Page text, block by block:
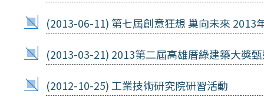
(2013-06-11) 第七屆創意狂想 巢向未來 2013
(2013-03-21) 2013第二屆高雄厝綠建築大獎
(2012-10-25)工業技術研究院研習活動